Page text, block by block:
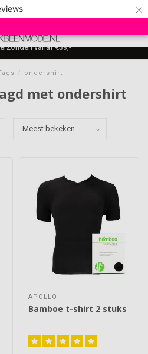
×
0
vanaf €39,-
/ ondershirt
met ondershirt
APOLLO
Bamboe t-shirt 2 stuks